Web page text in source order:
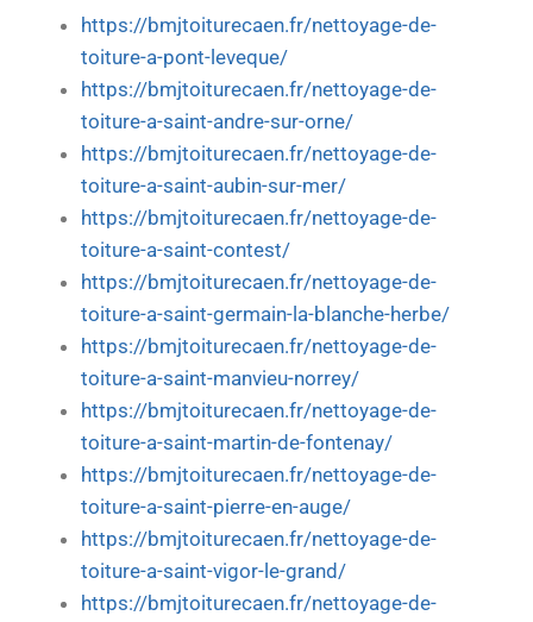
https://bmjtoiturecaen.fr/nettoyage-de-
toiture-a-pont-leveque/
https://bmjtoiturecaen.fr/nettoyage-de-
toiture-a-saint-andre-sur-orne/
https://bmjtoiturecaen.fr/nettoyage-de-
toiture-a-saint-aubin-sur-mer/
https://bmjtoiturecaen.fr/nettoyage-de-
toiture-a-saint-contest/
https://bmjtoiturecaen.fr/nettoyage-de-
toiture-a-saint-germain-la-blanche-herbe/
https://bmjtoiturecaen.fr/nettoyage-de-
toiture-a-saint-manvieu-norrey/
https://bmjtoiturecaen.fr/nettoyage-de-
toiture-a-saint-martin-de-fontenay/
https://bmjtoiturecaen.fr/nettoyage-de-
toiture-a-saint-pierre-en-auge/
https://bmjtoiturecaen.fr/nettoyage-de-
toiture-a-saint-vigor-le-grand/
https://bmjtoiturecaen.fr/nettoyage-de-